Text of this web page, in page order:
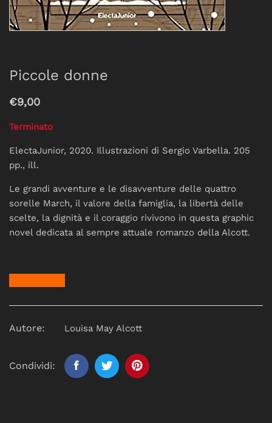
Piccole donne
€9,00
Terminato
ElectaJunior, 2020. Illustrazioni di Sergio Varbella. 205
pp., ill.
Le grandi avventure e le disavventure delle quattro
sorelle March, il valore della famiglia, la libertà delle
scelte, la dignità e il coraggio rivivono in questa graphic
novel dedicata al sempre attuale romanzo della Alcott.
Autore: Louisa May Alcott
Condividi: